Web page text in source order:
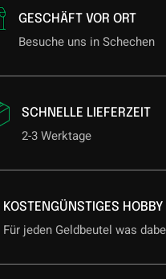
GESCHÄFT VOR ORT
Besuche uns in Schechen
SCHNELLE LIEFERZEIT
2-3 Werktage
KOSTENGÜNSTIGES HOBBY
Für jeden Geldbeutel was